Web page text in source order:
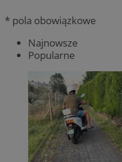
* pola obowiązkowe
Najnowsze
Popularne